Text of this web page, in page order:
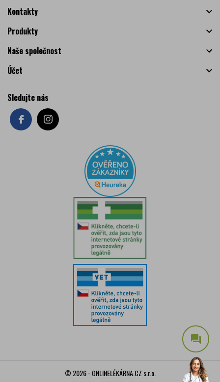
Kontakty

Produkty

Naše společnost

Účet

Sledujte nás
question_answer
© 2026 - ONLINELÉKÁRNA.CZ s.r.o.